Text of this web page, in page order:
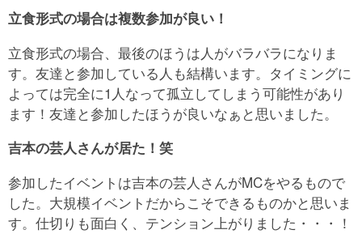
立食形式の場合は複数参加が良い！
立食形式の場合、最後のほうは人がバラバラになりま
す。友達と参加している人も結構います。タイミングに
よっては完全に1人なって孤立してしまう可能性があり
ます！友達と参加したほうが良いなぁと思いました。
吉本の芸人さんが居た！笑
参加したイベントは吉本の芸人さんがMCをやるもので
した。大規模イベントだからこそできるものかと思いま
す。仕切りも面白く、テンション上がりました・・・！